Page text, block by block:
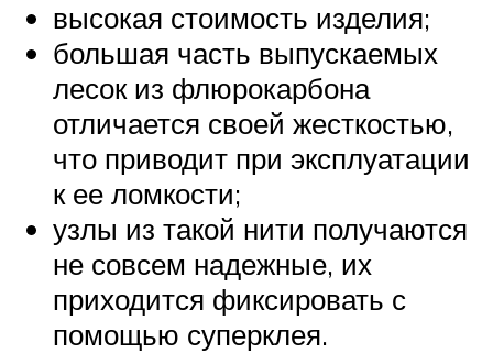
высокая стоимость изделия;
большая часть выпускаемых
лесок из флюрокарбона
отличается своей жесткостью,
что приводит при эксплуатации
к ее ломкости;
узлы из такой нити получаются
не совсем надежные, их
приходится фиксировать с
помощью суперклея.